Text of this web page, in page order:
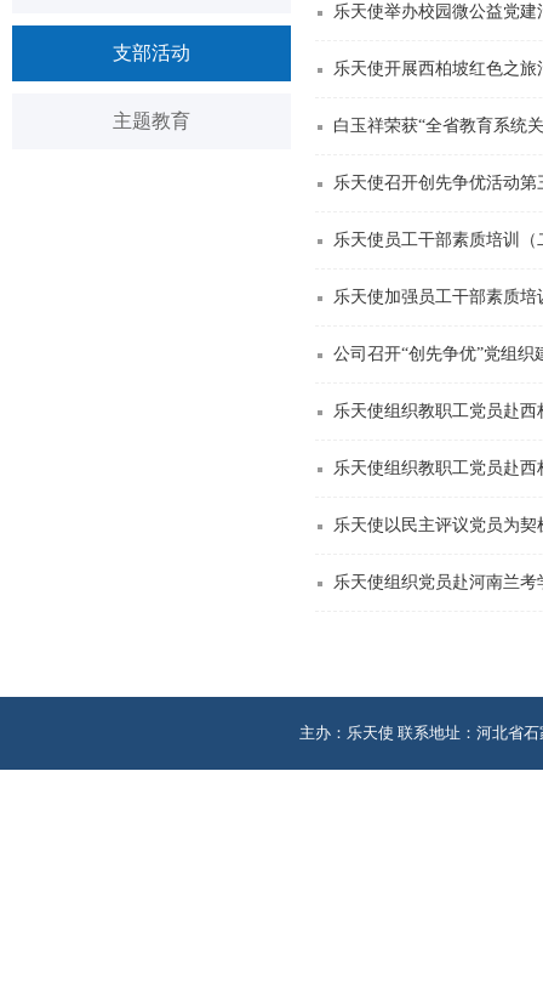
支部活动
主题教育
乐天使举办校园微公益党建
乐天使开展西柏坡红色之旅
白玉祥荣获“全省教育系统
乐天使召开创先争优活动
乐天使员工干部素质培训（
乐天使加强员工干部素质培
公司召开“创先争优”党组织
乐天使组织教职工党员赴
乐天使组织教职工党员赴
乐天使以民主评议党员为
乐天使组织党员赴河南兰考
主办：乐天使 联系地址：河北省